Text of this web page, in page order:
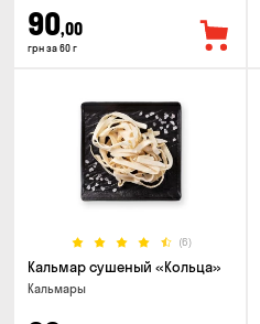
90,00
грн за 60 г
(6)
Кальмар сушеный «Кольца»
Кальмары